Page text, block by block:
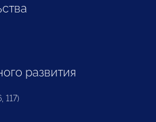
развития
117)